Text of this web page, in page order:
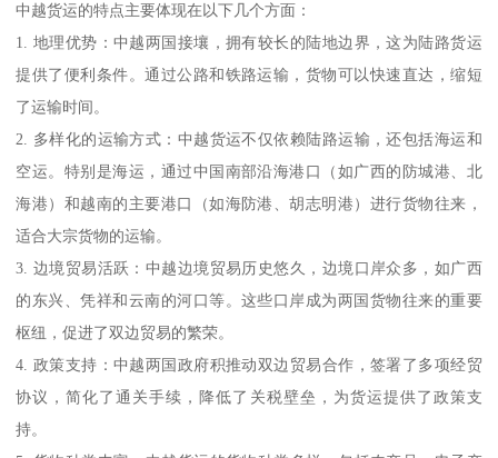
中越货运的特点主要体现在以下几个方面：
1. 地理优势：中越两国接壤，拥有较长的陆地边界，这为陆路货运
提供了便利条件。通过公路和铁路运输，货物可以快速直达，缩短
了运输时间。
2. 多样化的运输方式：中越货运不仅依赖陆路运输，还包括海运和
空运。特别是海运，通过中国南部沿海港口（如广西的防城港、北
海港）和越南的主要港口（如海防港、胡志明港）进行货物往来，
适合大宗货物的运输。
3. 边境贸易活跃：中越边境贸易历史悠久，边境口岸众多，如广西
的东兴、凭祥和云南的河口等。这些口岸成为两国货物往来的重要
枢纽，促进了双边贸易的繁荣。
4. 政策支持：中越两国政府积推动双边贸易合作，签署了多项经贸
协议，简化了通关手续，降低了关税壁垒，为货运提供了政策支
持。